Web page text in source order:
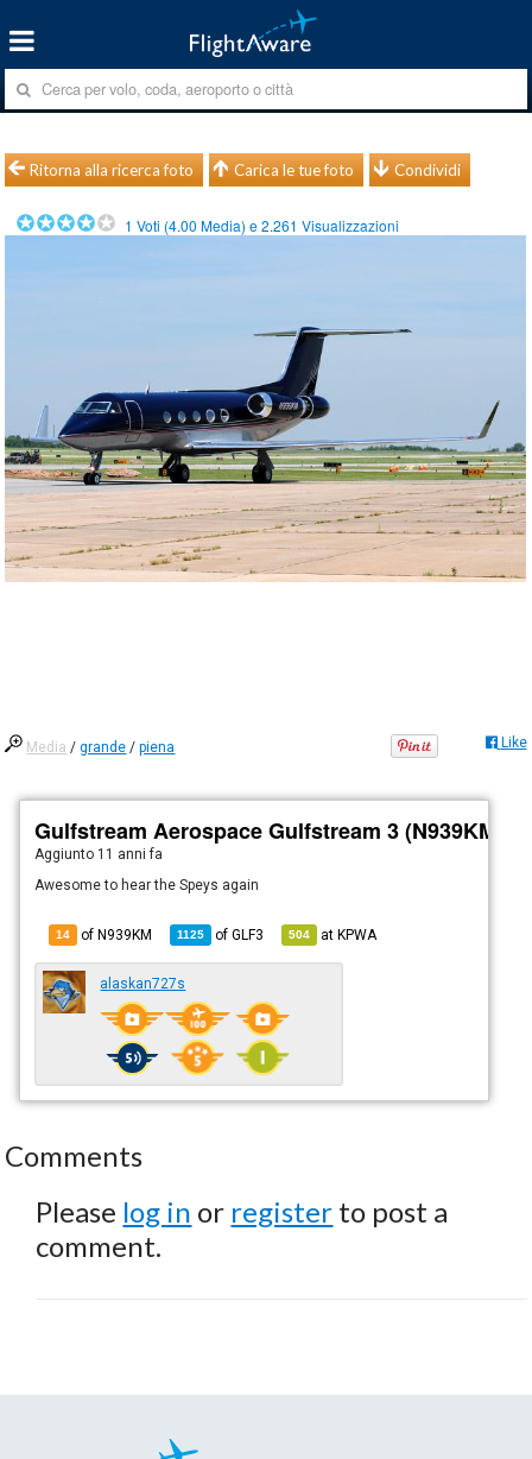
Ritorna alla ricerca foto Carica le tue foto Condividi
1 Voti (4.00 Media) e2.261 Visualizzazioni
Media /grande /piena Like
Gulfstream Aerospace Gulfstream 3 (N939KM)
Aggiunto 11 anni fa
Awesome to hear the Speys again
14 of N939KM 1125 ofGLF3 504 atKPWA
alaskan727s
Comments
Please log in or register to post a
comment.